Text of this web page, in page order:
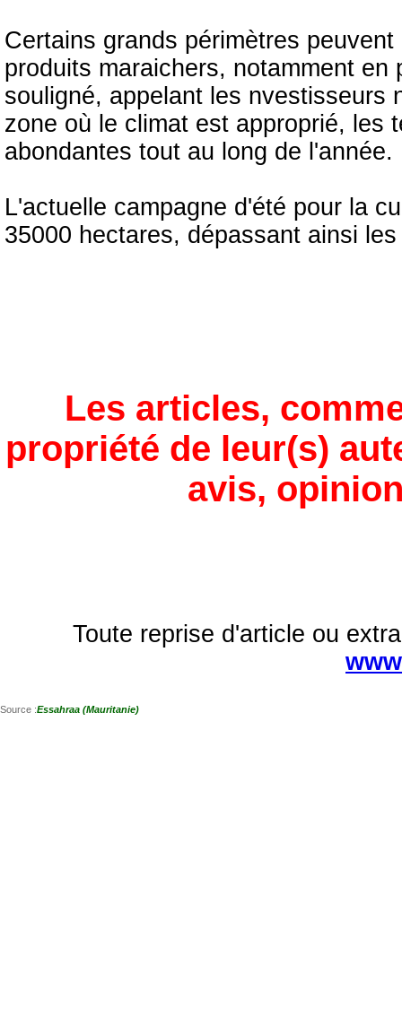
Certains grands périmètres
produits maraichers, notamment
souligné, appelant les nvestisseurs
zone où le climat est approprié, les
abondantes tout au long de l'année.
L'actuelle campagne d'été pour la
35000 hectares, dépassant ainsi
Les articles,
propriété de leur(s)
avis,
Toute reprise d'article ou
Source :Essahraa (Mauritanie)